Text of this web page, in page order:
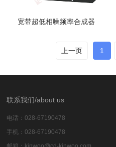
宽带超低相噪频率合成器
上一页 1
联系我们/about us​​
电话：028-67190478
手机：028-67190478